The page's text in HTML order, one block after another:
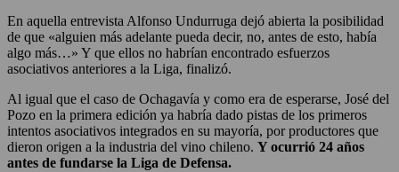
En aquella entrevista Alfonso Undurruga dejó abierta la posibilidad
de que «alguien más adelante pueda decir, no, antes de esto, había
algo más…» Y que ellos no habrían encontrado esfuerzos
asociativos anteriores a la Liga, finalizó.
Al igual que el caso de Ochagavía y como era de esperarse, José del
Pozo en la primera edición ya habría dado pistas de los primeros
intentos asociativos integrados en su mayoría, por productores que
dieron origen a la industria del vino chileno. Y ocurrió 24 años
antes de fundarse la Liga de Defensa.